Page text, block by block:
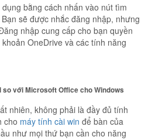
bằng cách nhấn vào nút tìm
sẽ được nhắc đăng nhập, nhưng
nhập cung cấp cho bạn quyền
OneDrive và các tính năng
với Microsoft Office cho Windows
nhiên, không phải là đầy đủ tính
cho máy tính cài win để bàn của
như mọi thứ bạn cần cho năng